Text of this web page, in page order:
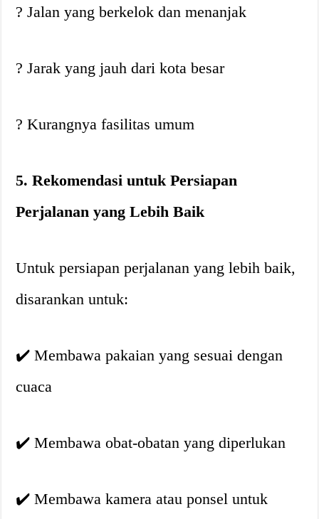
? Jalan yang berkelok dan menanjak
? Jarak yang jauh dari kota besar
? Kurangnya fasilitas umum
5. Rekomendasi untuk Persiapan
Perjalanan yang Lebih Baik
Untuk persiapan perjalanan yang lebih baik,
disarankan untuk:
✔️ Membawa pakaian yang sesuai dengan
cuaca
✔️ Membawa obat-obatan yang diperlukan
✔️ Membawa kamera atau ponsel untuk